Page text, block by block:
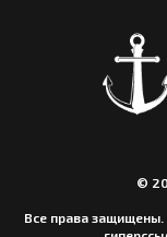
©
Все права защищены.